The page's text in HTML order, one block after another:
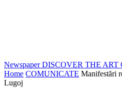
Newspaper DISCOVER THE ART
Home COMUNICATE Manifestări
Lugoj